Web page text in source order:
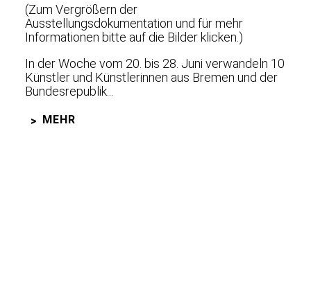
(Zum Vergrößern der
Ausstellungsdokumentation und für mehr
Informationen bitte auf die Bilder klicken.)
In der Woche vom 20. bis 28. Juni verwandeln 10
Künstler und Künstlerinnen aus Bremen und der
Bundesrepublik...
MEHR